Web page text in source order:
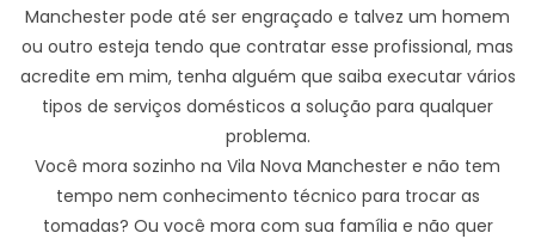
Manchester pode até ser engraçado e talvez um homem
ou outro esteja tendo que contratar esse profissional, mas
acredite em mim, tenha alguém que saiba executar vários
tipos de serviços domésticos a solução para qualquer
problema.
Você mora sozinho na Vila Nova Manchester e não tem
tempo nem conhecimento técnico para trocar as
tomadas? Ou você mora com sua família e não quer